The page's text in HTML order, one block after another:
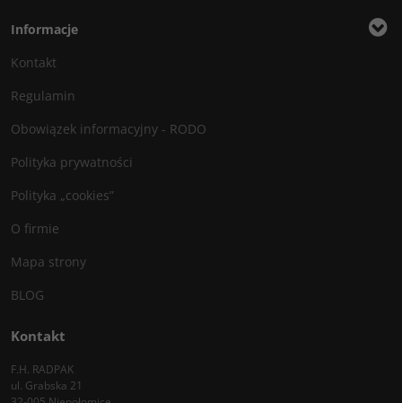
Informacje
Kontakt
Regulamin
Obowiązek informacyjny - RODO
Polityka prywatności
Polityka „cookies”
O firmie
Mapa strony
BLOG
Kontakt
F.H. RADPAK
ul. Grabska 21